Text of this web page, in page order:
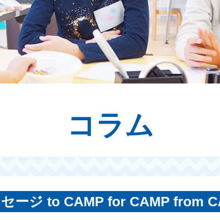
コラム
ージ to CAMP for CAMP from